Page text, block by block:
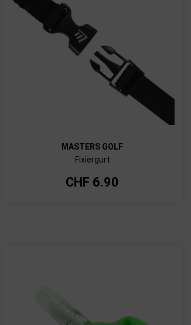
MASTERS GOLF
Fixiergurt
CHF 6.90